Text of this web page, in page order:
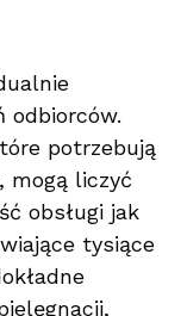
odbiorców.
potrzebują
mogą liczyć
obsługi jak
tysiące